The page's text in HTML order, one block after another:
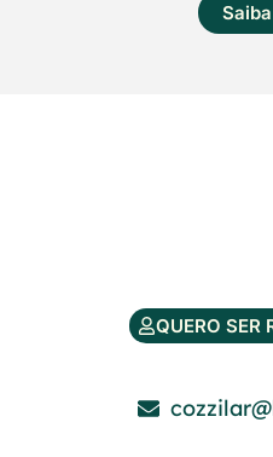
QUERO SER